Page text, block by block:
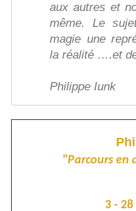
aux autres et
même. Le
magie une
la réalité ….et
Philippe Iunk
"Parcours en
3 -